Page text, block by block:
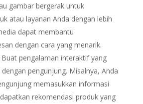
gambar bergerak untuk
atau layanan Anda dengan lebih
dapat membantu
dengan cara yang menarik.
Buat pengalaman interaktif yang
pengunjung. Misalnya, Anda
memasukkan informasi
rekomendasi produk yang